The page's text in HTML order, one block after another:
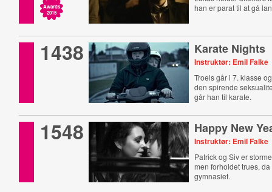
Awards
2015
han er parat til at gå
1438 Karate Nights
Instruktør: Emil Falke
Troels går i 7. klasse
den spirende
går han til karate.
1548 Happy New
Instruktør: Emil Falke
Patrick og Siv er
men forholdet trues,
gymnasiet.